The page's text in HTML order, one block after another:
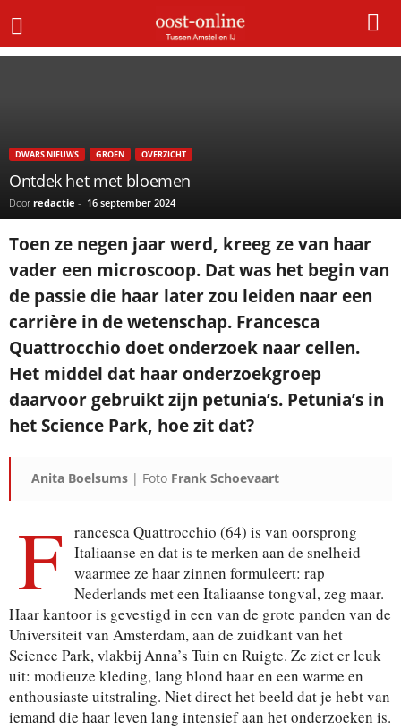
Home Ontdek het met bloemen
DWARS NIEUWS GROEN OVERZICHT
Ontdek het met bloemen
Door redactie - 16 september 2024
Toen ze negen jaar werd, kreeg ze van haar
vader een microscoop. Dat was het begin van
de passie die haar later zou leiden naar een
carrière in de wetenschap. Francesca
Quattrocchio doet onderzoek naar cellen.
Het middel dat haar onderzoekgroep
daarvoor gebruikt zijn petunia’s. Petunia’s in
het Science Park, hoe zit dat?
Anita Boelsums | Foto Frank Schoevaart
F
rancesca Quattrocchio (64) is van oorsprong
Italiaanse en dat is te merken aan de snelheid
waarmee ze haar zinnen formuleert: rap
Nederlands met een Italiaanse tongval, zeg maar.
Haar kantoor is gevestigd in een van de grote panden van de
Universiteit van Amsterdam, aan de zuidkant van het
Science Park, vlakbij Anna’s Tuin en Ruigte. Ze ziet er leuk
uit: modieuze kleding, lang blond haar en een warme en
enthousiaste uitstraling. Niet direct het beeld dat je hebt van
iemand die haar leven lang intensief aan het onderzoeken is.
×
VOORNAAM
Postcode
Met de inschrijving accepteer ik de
privacyverklaring.